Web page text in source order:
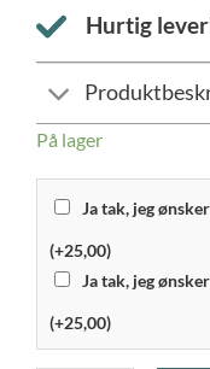
Hurtig
På lager
Ja tak, jeg
(+25,00)
Ja tak, jeg
(+25,00)